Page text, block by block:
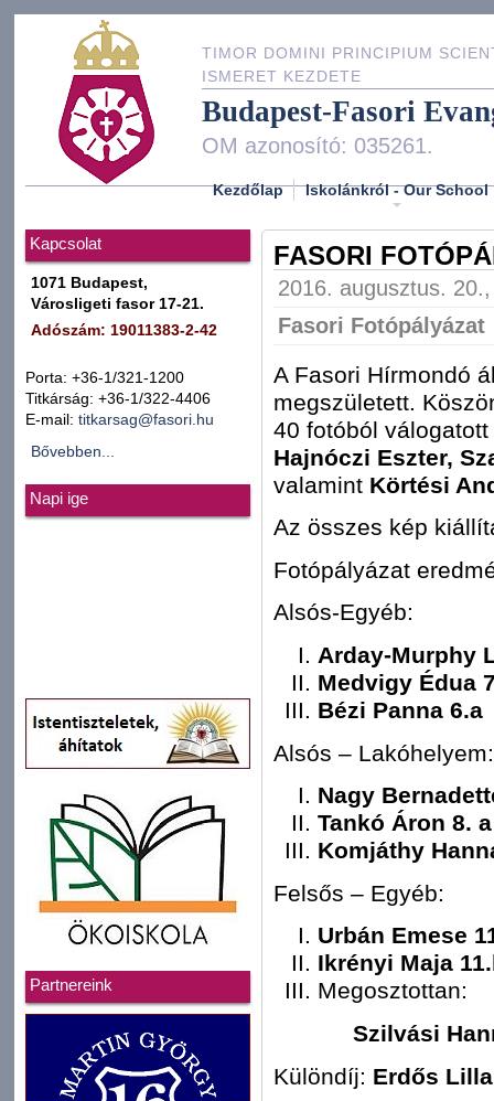
TIMOR DOMINI PRINCIPIUM
ISMERET KEZDETE
Budapest-Fasori
OM azonosító: 035261.
Kezdőlap Iskolánkról - Our School
Kapcsolat
1071 Budapest,
Városligeti fasor 17-21.
Adószám: 19011383-2-42
Porta: +36-1/321-1200
Titkárság: +36-1/322-4406
E-mail: titkarsag@fasori.hu
Bővebben...
Napi ige
Partnereink
FASORI
2016. augusztus.
Fasori Fotópályázat
A Fasori Hírmondó
megszületett.
40 fotóból
Hajnóczi Eszter,
valamint Körtési
Az összes kép
Fotópályázat
Alsós-Egyéb:
Arday-Murphy
Medvigy Édua
Bézi Panna 6.a
Alsós – Lakóhelyem:
Nagy
Tankó Áron 8. a
Komjáthy
Felsős – Egyéb:
Urbán Emese
Ikrényi Maja
Megosztottan:
Szilvási
Különdíj: Erdős